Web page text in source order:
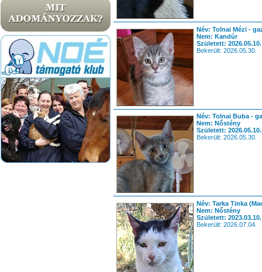
Név: Tolnai Mézi -
Nem: Kandúr
Született: 2026.05.10.
Bekerült: 2026.05.30.
Név: Tolnai Buba -
Nem: Nőstény
Született: 2026.05.10.
Bekerült: 2026.05.30.
Név: Tarka Tinka
Nem: Nőstény
Született: 2023.03.10.
Bekerült: 2026.07.04.